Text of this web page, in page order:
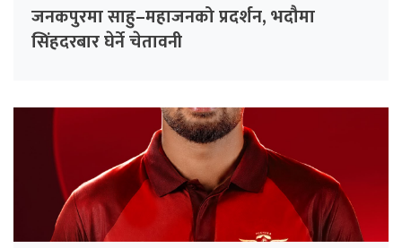
जनकपुरमा साहु–महाजनको प्रदर्शन, भदौमा
सिंहदरबार घेर्ने चेतावनी